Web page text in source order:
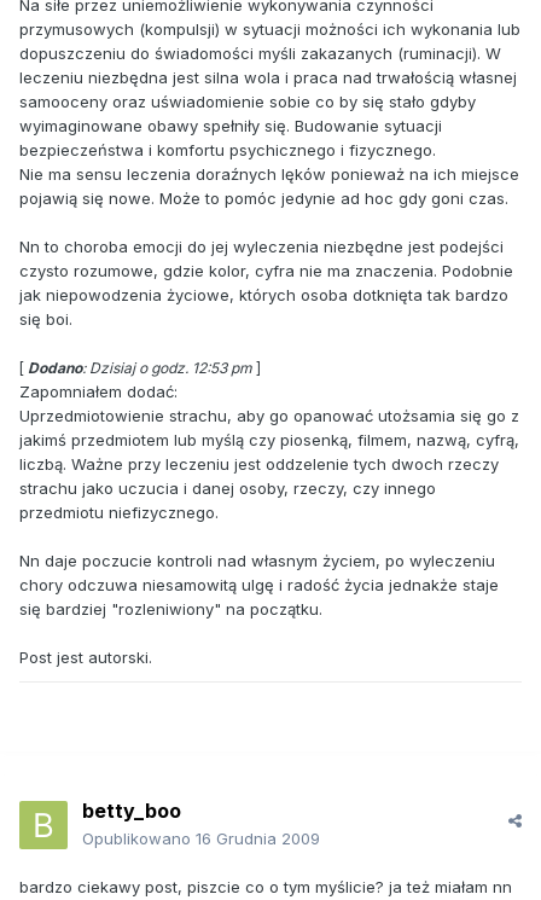
Na siłe przez uniemożliwienie wykonywania czynności
przymusowych (kompulsji) w sytuacji możności ich wykonania lub
dopuszczeniu do świadomości myśli zakazanych (ruminacji). W
leczeniu niezbędna jest silna wola i praca nad trwałością własnej
samooceny oraz uświadomienie sobie co by się stało gdyby
wyimaginowane obawy spełniły się. Budowanie sytuacji
bezpieczeństwa i komfortu psychicznego i fizycznego.
Nie ma sensu leczenia doraźnych lęków ponieważ na ich miejsce
pojawią się nowe. Może to pomóc jedynie ad hoc gdy goni czas.
Nn to choroba emocji do jej wyleczenia niezbędne jest podejści
czysto rozumowe, gdzie kolor, cyfra nie ma znaczenia. Podobnie
jak niepowodzenia życiowe, których osoba dotknięta tak bardzo
się boi.
[ Dodano: Dzisiaj o godz. 12:53 pm ]
Zapomniałem dodać:
Uprzedmiotowienie strachu, aby go opanować utożsamia się go z
jakimś przedmiotem lub myślą czy piosenką, filmem, nazwą, cyfrą,
liczbą. Ważne przy leczeniu jest oddzelenie tych dwoch rzeczy
strachu jako uczucia i danej osoby, rzeczy, czy innego
przedmiotu niefizycznego.
Nn daje poczucie kontroli nad własnym życiem, po wyleczeniu
chory odczuwa niesamowitą ulgę i radość życia jednakże staje
się bardziej "rozleniwiony" na początku.
Post jest autorski.
betty_boo
Opublikowano 16 Grudnia 2009
bardzo ciekawy post, piszcie co o tym myślicie? ja też miałam nn